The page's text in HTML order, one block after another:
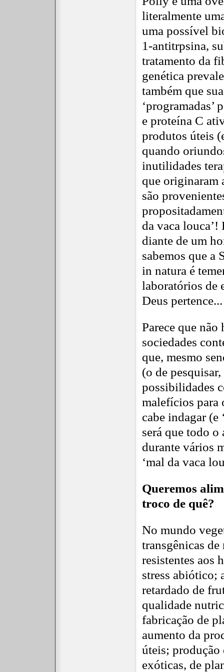
literalmente
uma possível
1-antitrpsina,
tratamento da
genética
também que
e proteína C
produtos úteis
quando
inutilidades
que originaram
são
da vaca
diante de um
sabemos que a
in natura é
laboratórios de
Deus
Parece que não
sociedades
que, mesmo
(o de
possibilidades
malefícios para
cabe indagar (e
será que todo
durante vários
‘mal da vaca
Queremos
troco de quê?
No mundo
transgênicas
resistentes aos
stress abiótico;
retardado de
qualidade
fabricação de
aumento da
úteis; produção
exóticas, de